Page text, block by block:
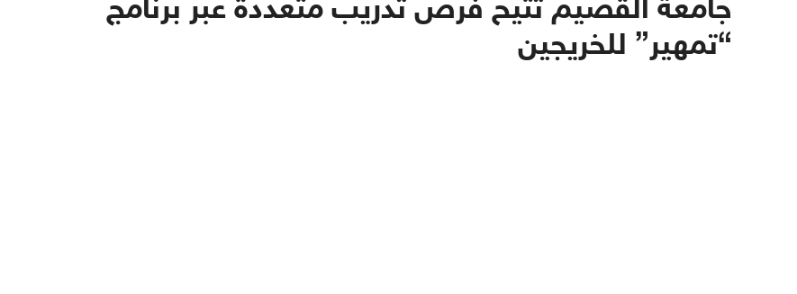
جامعة القصيم تتيح فرص تدريب متعددة عبر برنامج
“تمهير” للخريجين